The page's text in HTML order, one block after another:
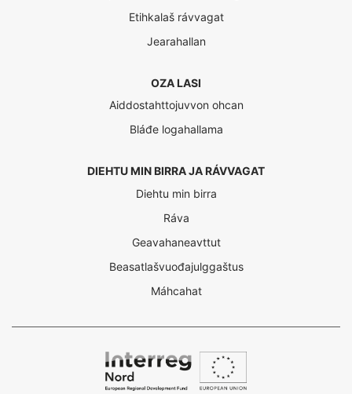
Etihkalaš rávvagat
Jearahallan
OZA LASI
Aiddostahttojuvvon ohcan
Bláđe logahallama
DIEHTU MIN BIRRA JA RÁVVAGAT
Diehtu min birra
Ráva
Geavahaneavttut
Beasatlašvuođajulggaštus
Máhcahat